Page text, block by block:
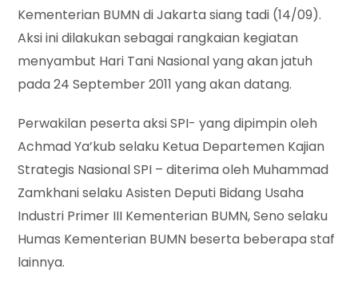
Kementerian BUMN di Jakarta siang tadi (14/09).
Aksi ini dilakukan sebagai rangkaian kegiatan
menyambut Hari Tani Nasional yang akan jatuh
pada 24 September 2011 yang akan datang.
Perwakilan peserta aksi SPI- yang dipimpin oleh
Achmad Ya’kub selaku Ketua Departemen Kajian
Strategis Nasional SPI – diterima oleh Muhammad
Zamkhani selaku Asisten Deputi Bidang Usaha
Industri Primer III Kementerian BUMN, Seno selaku
Humas Kementerian BUMN beserta beberapa staf
lainnya.